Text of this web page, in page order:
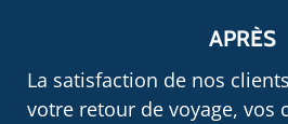
APRÈS
La satisfaction de nos
votre retour de voyage, vos